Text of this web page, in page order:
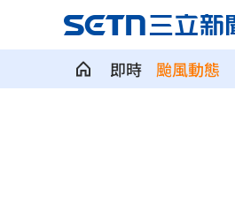
即時 颱風動態